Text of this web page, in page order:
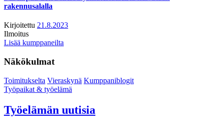
rakennusalalla
Kirjoitettu 21.8.2023
Ilmoitus
Lisää kumppaneilta
Näkökulmat
Toimitukselta Vieraskynä Kumppaniblogit
Työpaikat & työelämä
Työelämän uutisia